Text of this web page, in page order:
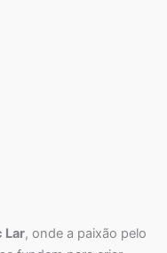
Lar, onde a paixão pelo